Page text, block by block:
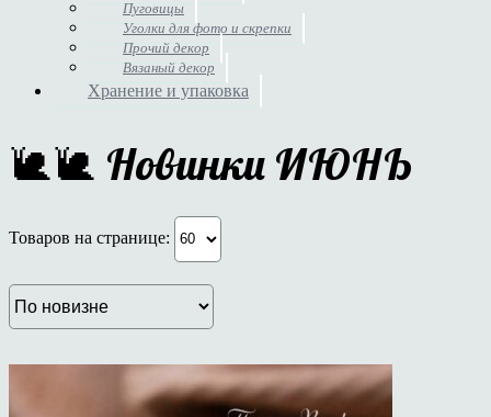
Пуговицы
Уголки для фото и скрепки
Прочий декор
Вязаный декор
Хранение и упаковка
🐌🐌 Новинки ИЮНЬ
Товаров на странице: